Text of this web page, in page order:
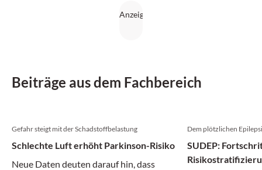
Beiträge aus dem Fachbereich
Gefahr steigt mit der Schadstoffbelastung
Schlechte Luft erhöht Parkinson-Risiko
Neue Daten deuten darauf hin, dass
Dem plötzlichen
SUDEP: